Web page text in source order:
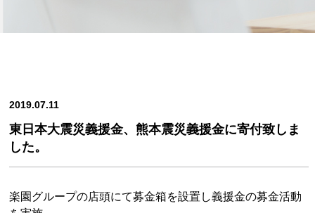
2019.07.11
東日本大震災義援金、熊本震災義援金に寄付致しま
した。
楽園グループの店頭にて募金箱を設置し義援金の募金活動